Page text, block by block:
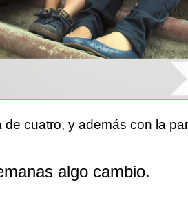
de cuatro, y además con la
algo cambio.